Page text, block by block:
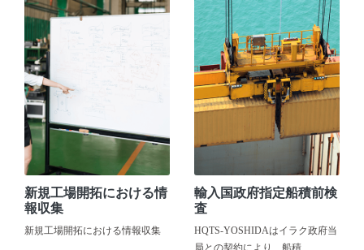
新規工場開拓における情
報収集
新規工場開拓における情報収集
輸入国政府指定船積前検
査
HQTS-YOSHIDAはイラク政府当
局との契約により、船積…